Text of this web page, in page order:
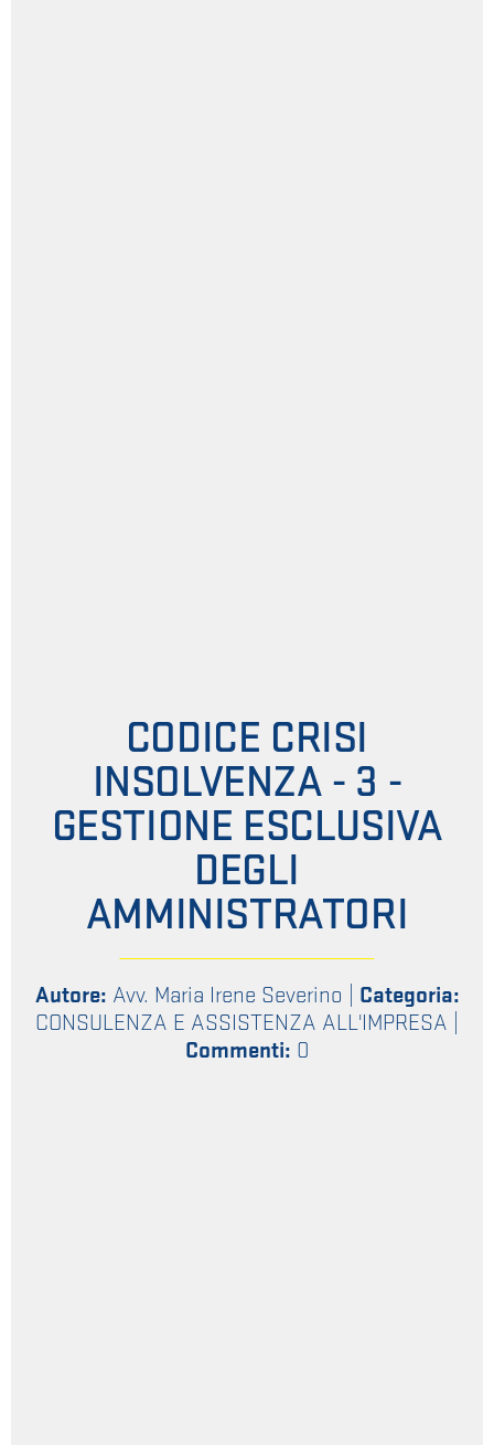
CODICE CRISI
INSOLVENZA - 3 -
GESTIONE ESCLUSIVA
DEGLI
AMMINISTRATORI
Autore: Avv. Maria Irene Severino
Categoria:
CONSULENZA E ASSISTENZA ALL'IMPRESA
Commenti: 0